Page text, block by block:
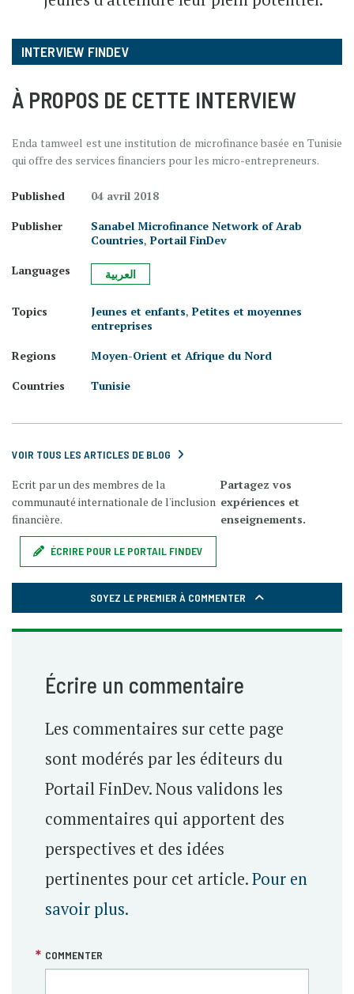
INTERVIEW FINDEV
À PROPOS DE CETTE INTERVIEW
Enda tamweel est une institution de microfinance basée en Tunisie
qui offre des services financiers pour les micro-entrepreneurs.
Published
04 avril 2018
Publisher
Sanabel Microfinance Network of Arab
Countries, Portail FinDev
Languages
العربية
Topics Jeunes et enfants, Petites et moyennes
entreprises
Regions
Moyen-Orient et Afrique du Nord
Countries
Tunisie
VOIR TOUS LES ARTICLES DE BLOG
Ecrit par un des membres de la
communauté internationale de l'inclusion
financière.
Partagez vos
expériences et
enseignements.
ÉCRIRE POUR LE PORTAIL FINDEV
SOYEZ LE PREMIER À COMMENTER
Écrire un commentaire
Les commentaires sur cette page
sont modérés par les éditeurs du
Portail FinDev. Nous validons les
commentaires qui apportent des
perspectives et des idées
pertinentes pour cet article.Pour en
savoir plus.
COMMENTER